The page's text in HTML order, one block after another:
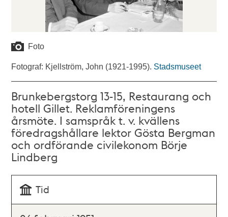
Foto
Fotograf: Kjellström, John (1921-1995). Stadsmuseet
Brunkebergstorg 13-15, Restaurang och
hotell Gillet. Reklamföreningens
årsmöte. I samspråk t. v. kvällens
föredragshållare lektor Gösta Bergman
och ordförande civilekonom Börje
Lindberg
Tid